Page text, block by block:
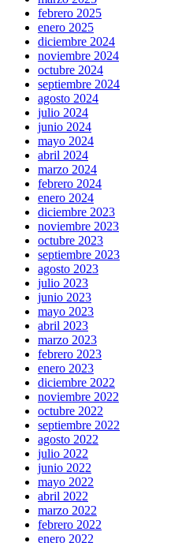
febrero 2025
enero 2025
diciembre 2024
noviembre 2024
octubre 2024
septiembre 2024
agosto 2024
julio 2024
junio 2024
mayo 2024
abril 2024
marzo 2024
febrero 2024
enero 2024
diciembre 2023
noviembre 2023
octubre 2023
septiembre 2023
agosto 2023
julio 2023
junio 2023
mayo 2023
abril 2023
marzo 2023
febrero 2023
enero 2023
diciembre 2022
noviembre 2022
octubre 2022
septiembre 2022
agosto 2022
julio 2022
junio 2022
mayo 2022
abril 2022
marzo 2022
febrero 2022
enero 2022